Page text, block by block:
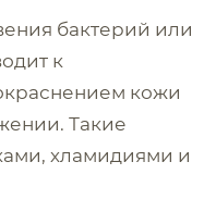
бактерий или
к
кожи
Такие
хламидиями и